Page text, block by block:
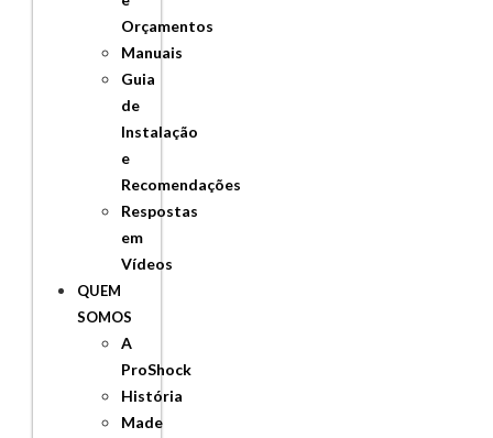
Orçamentos
Manuais
Guia
de
Instalação
e
Recomendações
Respostas
em
Vídeos
QUEM
SOMOS
A
ProShock
História
Made